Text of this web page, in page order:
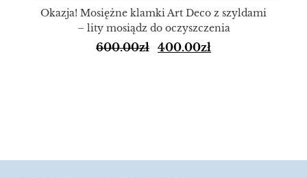
Okazja! Mosiężne klamki Art Deco z szyldami
– lity mosiądz do oczyszczenia
600.00zł 400.00zł